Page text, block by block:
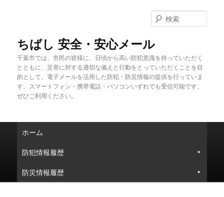
ちばし 安全・安心メール
千葉市では、市民の皆様に、日頃から高い防犯意識を持っていただく
とともに、災害に対する適切な備えと行動をとっていただくことを目
的として、電子メールを活用した防犯・防災情報の提供を行っていま
す。スマートフォン・携帯電話・パソコンいずれでも受信可能です。
ぜひご利用ください。
索
ュ
ホーム
防犯情報履歴
防災情報履歴